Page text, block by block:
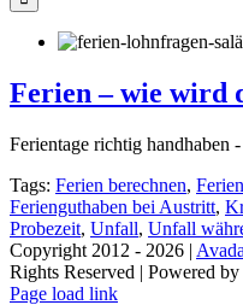
Ferien – wie wird
Ferientage richtig handhaben
Tags: Ferien berechnen,
Ferienguthaben bei Austritt,
Probezeit, Unfall, Unfall
Copyright 2012 - 2026 |
Rights Reserved | Powered by
Page load link